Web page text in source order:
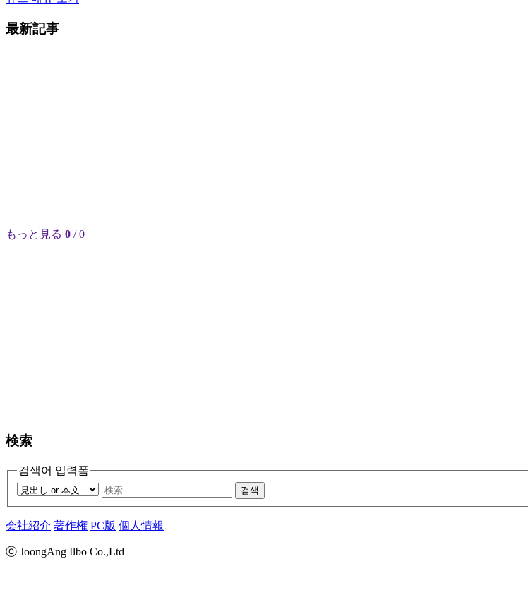
最新記事
もっと見る 0 / 0
検索
검색어 입력폼
검색
会社紹介 著作権 PC版 個人情報
ⓒ JoongAng Ilbo Co.,Ltd